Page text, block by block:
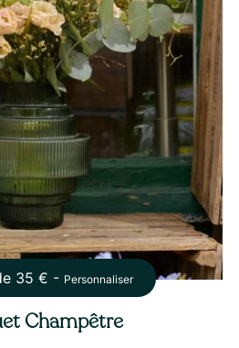
35 € - Personnaliser
Champêtre